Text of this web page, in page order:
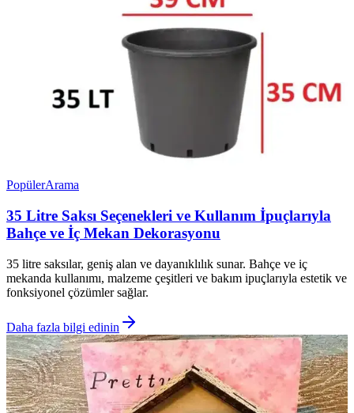
PopülerArama
35 Litre Saksı Seçenekleri ve Kullanım İpuçlarıyla
Bahçe ve İç Mekan Dekorasyonu
35 litre saksılar, geniş alan ve dayanıklılık sunar. Bahçe ve iç
mekanda kullanımı, malzeme çeşitleri ve bakım ipuçlarıyla estetik ve
fonksiyonel çözümler sağlar.
Daha fazla bilgi edinin